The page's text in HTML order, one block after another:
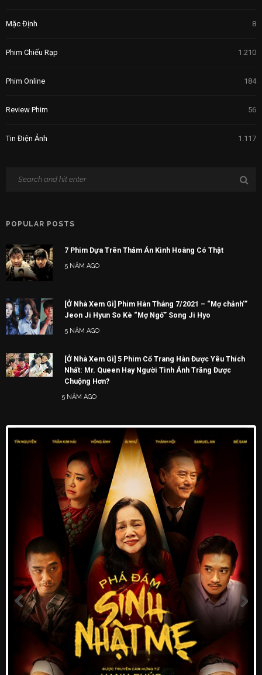
Mặc Định 8
Phim Chiếu Rạp 1.210
Phim Online 184
Review Phim 56
Tin Điện Ảnh 1.117
POPULAR POSTS
7 Phim Dựa Trên Thảm Án Kinh Hoàng Có Thật
5 NĂM AGO
[Ở Nhà Xem Gì] Phim Hàn Tháng 7/2021 – “Mợ chảnh'”
Jeon Ji Hyun So Kè “Mợ Ngố” Song Ji Hyo
5 NĂM AGO
[Ở Nhà Xem Gì] 5 Phim Cổ Trang Hàn Được Yêu Thích
Nhất: Mr. Queen Hay Người Tình Ánh Trăng Được
Chuộng Hơn?
5 NĂM AGO